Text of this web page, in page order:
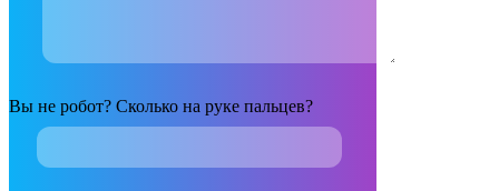
Вы не робот? Сколько на руке пальцев?